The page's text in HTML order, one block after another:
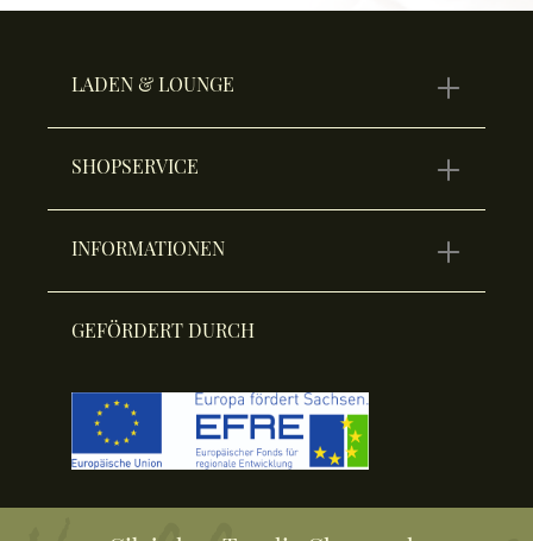
LADEN & LOUNGE
GEFÖRDERT DURCH
SHOPSERVICE
INFORMATIONEN